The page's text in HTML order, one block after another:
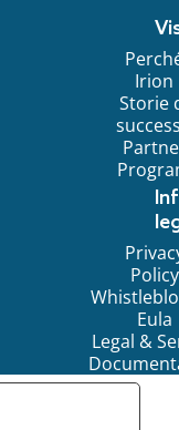
Irion
Storie
Policy
Eula
Legal &